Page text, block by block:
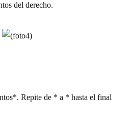
del derecho.
Repite de * a * hasta el final